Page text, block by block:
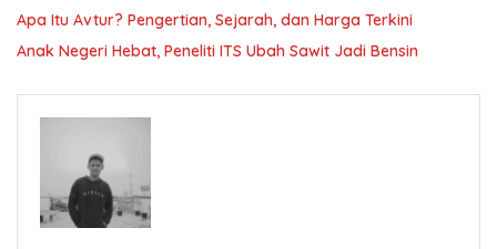
Apa Itu Avtur? Pengertian, Sejarah, dan Harga Terkini
Anak Negeri Hebat, Peneliti ITS Ubah Sawit Jadi Bensin